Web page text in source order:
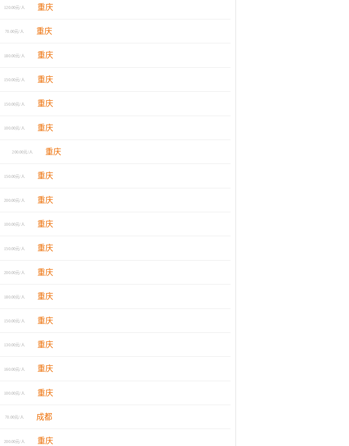
120.00元/人 重庆
70.00元/人 重庆
180.00元/人 重庆
150.00元/人 重庆
150.00元/人 重庆
100.00元/人 重庆
200.00元/人 重庆
150.00元/人 重庆
200.00元/人 重庆
100.00元/人 重庆
150.00元/人 重庆
200.00元/人 重庆
180.00元/人 重庆
150.00元/人 重庆
130.00元/人 重庆
160.00元/人 重庆
100.00元/人 重庆
70.00元/人 成都
200.00元/人 重庆